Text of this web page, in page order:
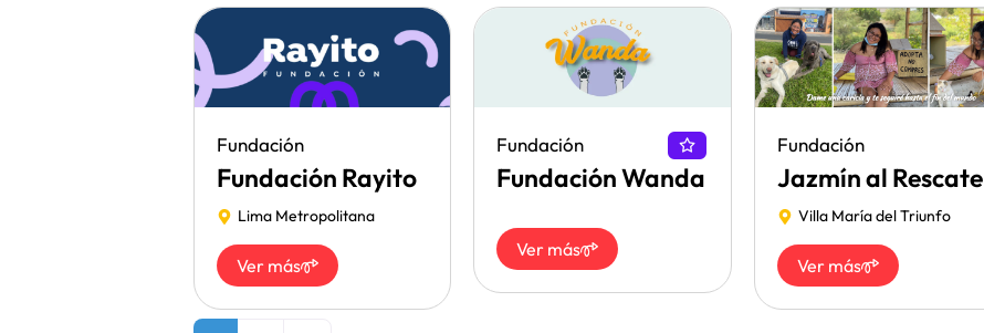
Fundación
Fundación Rayito
Lima Metropolitana
Ver más
Fundación
Fundación Wanda
Ver más
Fundación
Jazmín al Rescate
Villa María del Triunfo
Ver más